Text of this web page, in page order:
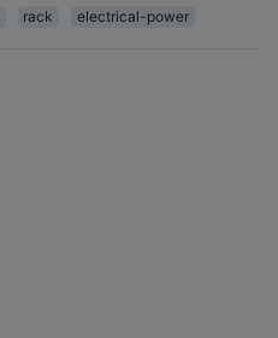
rack electrical-power